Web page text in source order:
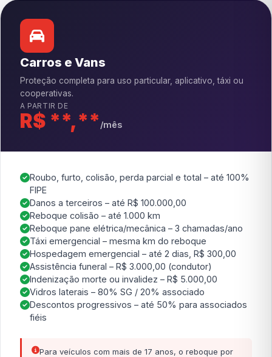
Carros e Vans
Proteção completa para uso particular, aplicativo, táxi ou
cooperativas.
A PARTIR DE
R$ **,** /mês
Roubo, furto, colisão, perda parcial e total – até 100%
FIPE
Danos a terceiros – até R$ 100.000,00
Reboque colisão – até 1.000 km
Reboque pane elétrica/mecânica – 3 chamadas/ano
Táxi emergencial – mesma km do reboque
Hospedagem emergencial – até 2 dias, R$ 300,00
Assistência funeral – R$ 3.000,00 (condutor)
Indenização morte ou invalidez – R$ 5.000,00
Vidros laterais – 80% SG / 20% associado
Descontos progressivos – até 50% para associados
fiéis
Para veículos com mais de 17 anos, o reboque por